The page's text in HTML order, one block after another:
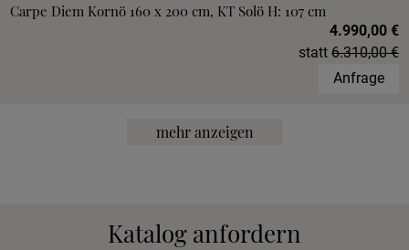
Carpe Diem Kornö 160 x 200 cm, KT Solö H: 107 cm
4.990,00 €
statt 6.310,00 €
Anfrage
mehr anzeigen
Katalog anfordern